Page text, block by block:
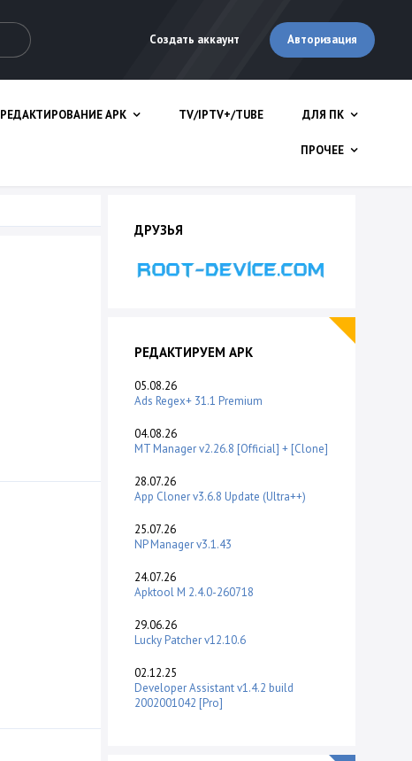
Создать аккаунт Авторизация
РЕДАКТИРОВАНИЕ APK TV/IPTV+/TUBE ДЛЯ ПК
ПРОЧЕЕ
ДРУЗЬЯ
РЕДАКТИРУЕМ APK
05.08.26
Ads Regex+ 31.1 Premium
04.08.26
MT Manager v2.26.8 [Official] + [Clone]
28.07.26
App Cloner v3.6.8 Update (Ultra++)
25.07.26
NP Manager v3.1.43
24.07.26
Apktool M 2.4.0-260718
29.06.26
Lucky Patcher v12.10.6
02.12.25
Developer Assistant v1.4.2 build
2002001042 [Pro]